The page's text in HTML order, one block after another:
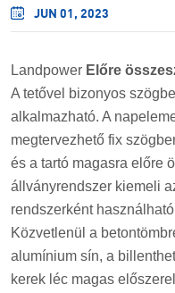
JUN 01, 2023
Landpower Előre
A tetővel bizonyos
alkalmazható. A
megtervezhető fix
és a tartó magasra előre
állványrendszer kiemeli
rendszerként
Közvetlenül a
alumínium sín, a
kerek léc magas